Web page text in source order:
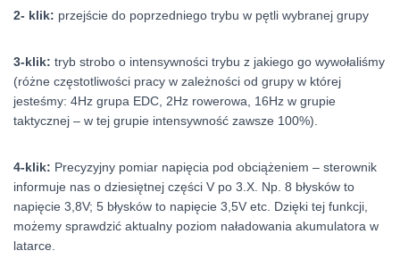
2- klik: przejście do poprzedniego trybu w pętli wybranej grupy
3-klik: tryb strobo o intensywności trybu z jakiego go wywołaliśmy
(różne częstotliwości pracy w zależności od grupy w której
jesteśmy: 4Hz grupa EDC, 2Hz rowerowa, 16Hz w grupie
taktycznej – w tej grupie intensywność zawsze 100%).
4-klik: Precyzyjny pomiar napięcia pod obciążeniem – sterownik
informuje nas o dziesiętnej części V po 3.X. Np. 8 błysków to
napięcie 3,8V; 5 błysków to napięcie 3,5V etc. Dzięki tej funkcji,
możemy sprawdzić aktualny poziom naładowania akumulatora w
latarce.